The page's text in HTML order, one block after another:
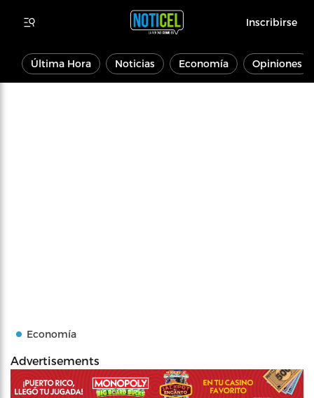
Inscribirse
Última Hora Noticias Economía Opiniones
Economía
Advertisements